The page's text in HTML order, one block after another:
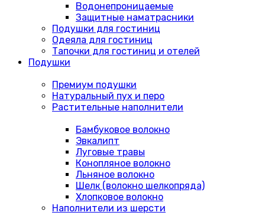
Водонепроницаемые
Защитные наматрасники
Подушки для гостиниц
Одеяла для гостиниц
Тапочки для гостиниц и отелей
Подушки
Премиум подушки
Натуральный пух и перо
Растительные наполнители
Бамбуковое волокно
Эвкалипт
Луговые травы
Конопляное волокно
Льняное волокно
Шелк (волокно шелкопряда)
Хлопковое волокно
Наполнители из шерсти